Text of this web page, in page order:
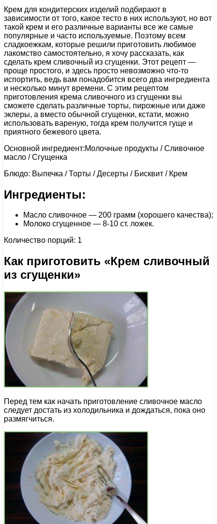
Крем для кондитерских изделий подбирают в
зависимости от того, какое тесто в них используют, но вот
такой крем и его различные варианты все же самые
популярные и часто используемые. Поэтому всем
сладкоежкам, которые решили приготовить любимое
лакомство самостоятельно, я хочу рассказать, как
сделать крем сливочный из сгущенки. Этот рецепт —
проще простого, и здесь просто невозможно что-то
испортить, ведь вам понадобится всего два ингредиента
и несколько минут времени. С этим рецептом
приготовления крема сливочного из сгущенки вы
сможете сделать различные торты, пирожные или даже
эклеры, а вместо обычной сгущенки, кстати, можно
использовать вареную, тогда крем получится гуще и
приятного бежевого цвета.
Основной ингредиент:Молочные продукты / Сливочное
масло / Сгущенка
Блюдо: Выпечка / Торты / Десерты / Бисквит / Крем
Ингредиенты:
Масло сливочное — 200 грамм (хорошего качества);
Молоко сгущенное — 8-10 ст. ложек.
Количество порций: 1
Как приготовить «Крем сливочный
из сгущенки»
Перед тем как начать приготовление сливочное масло
следует достать из холодильника и дождаться, пока оно
размягчиться.